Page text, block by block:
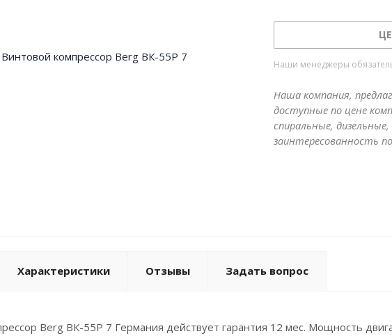
Наши менеджеры
Наша компания,
доступные по цене
спиральные,
заинтересованность
Характеристики Отзывы Задать вопрос
Berg ВК-55Р 7 Германия действует гарантия 12 мес. Мощность